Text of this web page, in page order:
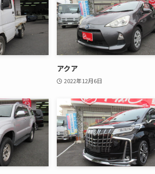
アクア
2022年12月6日